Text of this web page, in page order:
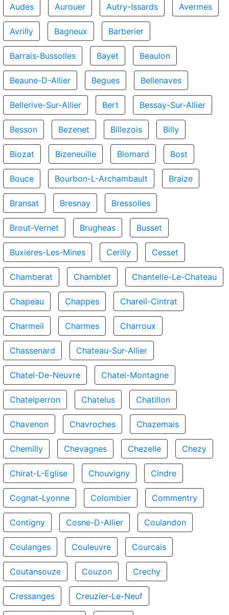
Audes Aurouer Autry-Issards Avermes
Avrilly Bagneux Barberier
Barrais-Bussolles Bayet Beaulon
Beaune-D-Allier Begues Bellenaves
Bellerive-Sur-Allier Bert Bessay-Sur-Allier
Besson Bezenet Billezois Billy
Biozat Bizeneuille Blomard Bost
Bouce Bourbon-L-Archambault Braize
Bransat Bresnay Bressolles
Brout-Vernet Brugheas Busset
Buxieres-Les-Mines Cerilly Cesset
Chamberat Chamblet Chantelle-Le-Chateau
Chapeau Chappes Chareil-Cintrat
Charmeil Charmes Charroux
Chassenard Chateau-Sur-Allier
Chatel-De-Neuvre Chatel-Montagne
Chatelperron Chatelus Chatillon
Chavenon Chavroches Chazemais
Chemilly Chevagnes Chezelle Chezy
Chirat-L-Eglise Chouvigny Cindre
Cognat-Lyonne Colombier Commentry
Contigny Cosne-D-Allier Coulandon
Coulanges Couleuvre Courcais
Coutansouze Couzon Crechy
Cressanges Creuzier-Le-Neuf